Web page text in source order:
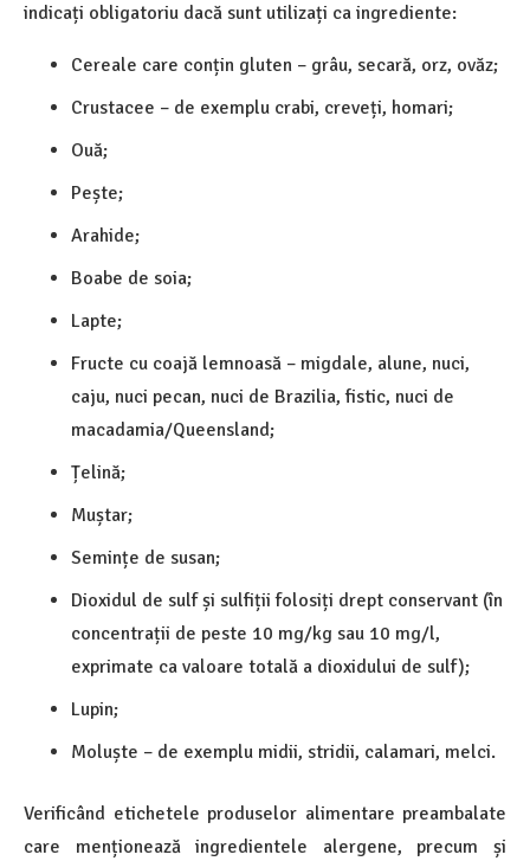
indicați obligatoriu dacă sunt utilizați ca ingrediente:
Cereale care conțin gluten – grâu, secară, orz, ovăz;
Crustacee – de exemplu crabi, creveți, homari;
Ouă;
Pește;
Arahide;
Boabe de soia;
Lapte;
Fructe cu coajă lemnoasă – migdale, alune, nuci,
caju, nuci pecan, nuci de Brazilia, fistic, nuci de
macadamia/Queensland;
Țelină;
Muștar;
Semințe de susan;
Dioxidul de sulf și sulfiții folosiți drept conservant (în
concentrații de peste 10 mg/kg sau 10 mg/l,
exprimate ca valoare totală a dioxidului de sulf);
Lupin;
Moluște – de exemplu midii, stridii, calamari, melci.
Verificând etichetele produselor alimentare preambalate
care menționează ingredientele alergene, precum și